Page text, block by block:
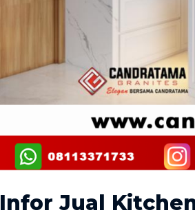
Infor Jual